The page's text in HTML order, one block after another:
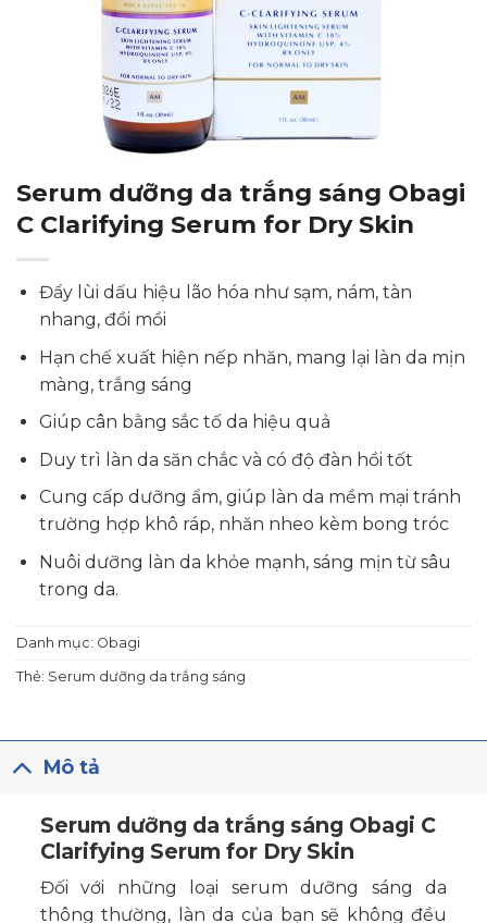
Serum dưỡng da trắng sáng Obagi
C Clarifying Serum for Dry Skin
Đẩy lùi dấu hiệu lão hóa như sạm, nám, tàn
nhang, đồi mồi
Hạn chế xuất hiện nếp nhăn, mang lại làn da mịn
màng, trắng sáng
Giúp cân bằng sắc tố da hiệu quả
Duy trì làn da săn chắc và có độ đàn hồi tốt
Cung cấp dưỡng ẩm, giúp làn da mềm mại tránh
trường hợp khô ráp, nhăn nheo kèm bong tróc
Nuôi dưỡng làn da khỏe mạnh, sáng mịn từ sâu
trong da.
Danh mục: Obagi
Thẻ: Serum dưỡng da trắng sáng
Mô tả
Serum dưỡng da trắng sáng Obagi C
Clarifying Serum for Dry Skin
Đối với những loại serum dưỡng sáng da
thông thường, làn da của bạn sẽ không đều